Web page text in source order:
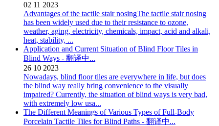
02 11 2023
Advantages of the tactile stair nosingThe tactile stair nosing
has been widely used due to their resistance to ozone,
weather, aging, electricity, chemicals, impact, acid and alkali,
heat, stability, ...
Application and Current Situation of Blind Floor Tiles in
Blind Ways - 翻译中...
26 10 2023
Nowadays, blind floor tiles are everywhere in life, but does
the blind way really bring convenience to the visually
impaired? Currently, the situation of blind ways is very bad,
with extremely low usa...
The Different Meanings of Various Types of Full-Body
Porcelain Tactile Tiles for Blind Paths - 翻译中...